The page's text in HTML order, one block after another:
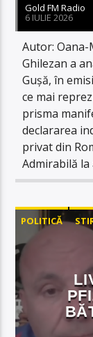
Gold FM Radio
6 IULIE 2026
Autor:
Ghilezan a
Gușă, în
ce mai
prisma
declararea
privat din
Admirabilă
POLITICĂ